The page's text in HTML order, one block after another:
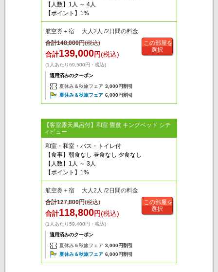
【人数】1人 ～ 4人
【ポイント】1%
航空券＋宿 大人2人 /2日間の料金
合計148,000円(税込)
合計139,000円(税込)
(1人あたり69,500円・税込)
適用済みのクーポン
夏休み＆秋旅フェア 3,000円割引
夏休み＆秋旅フェア 6,000円割引
この部屋を
選択
【客室露天風呂付】和室 畳敷 キングベッド シテ
ィビュー
和室・和室・バス・トイレ付
【食事】朝食なし 昼食なし 夕食なし
【人数】1人 ～ 3人
【ポイント】1%
航空券＋宿 大人2人 /2日間の料金
合計127,800円(税込)
合計118,800円(税込)
(1人あたり59,400円・税込)
適用済みのクーポン
夏休み＆秋旅フェア 3,000円割引
夏休み＆秋旅フェア 6,000円割引
この部屋を
選択